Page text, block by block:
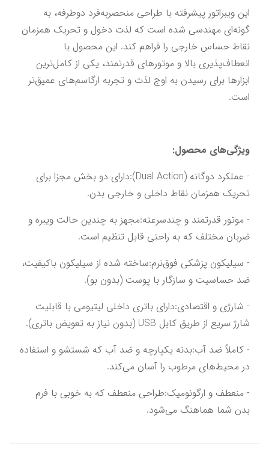
است.
ویژگی‌های محصول:
تحریک همزمان نقاط داخلی و خارجی بدن.
ضربان مختلف که به راحتی قابل تنظیم است.
ضد حساسیت و سازگار با پوست (بدون بو).
شارژ سریع از طریق کابل USB (بدون نیاز به تعویض باتری).
در محیط‌های مرطوب را آسان می‌کند.
بدن شما هماهنگ می‌شود.